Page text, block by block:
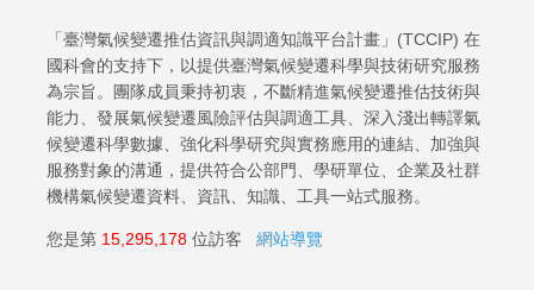
「臺灣氣候變遷推估資訊與調適知識平台計畫」(TCCIP) 在
國科會的支持下，以提供臺灣氣候變遷科學與技術研究服務
為宗旨。團隊成員秉持初衷，不斷精進氣候變遷推估技術與
能力、發展氣候變遷風險評估與調適工具、深入淺出轉譯氣
候變遷科學數據、強化科學研究與實務應用的連結、加強與
服務對象的溝通，提供符合公部門、學研單位、企業及社群
機構氣候變遷資料、資訊、知識、工具一站式服務。
您是第 15,295,178 位訪客 網站導覽